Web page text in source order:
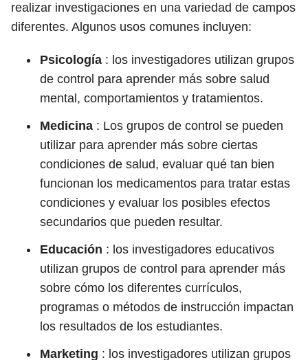
realizar investigaciones en una variedad de campos
diferentes. Algunos usos comunes incluyen:
Psicología : los investigadores utilizan grupos
de control para aprender más sobre salud
mental, comportamientos y tratamientos.
Medicina : Los grupos de control se pueden
utilizar para aprender más sobre ciertas
condiciones de salud, evaluar qué tan bien
funcionan los medicamentos para tratar estas
condiciones y evaluar los posibles efectos
secundarios que pueden resultar.
Educación : los investigadores educativos
utilizan grupos de control para aprender más
sobre cómo los diferentes currículos,
programas o métodos de instrucción impactan
los resultados de los estudiantes.
Marketing : los investigadores utilizan grupos